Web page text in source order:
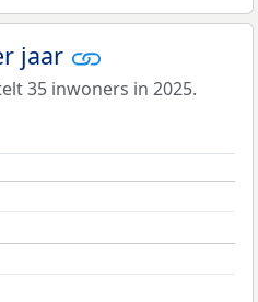
jaar
35 inwoners in 2025.